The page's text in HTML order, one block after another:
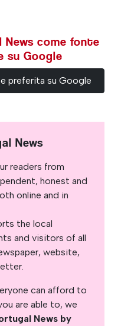
come fonte
su Google
preferita su Google
News
readers from
honest and
online and in
the local
and visitors of all
website,
can afford to
are able to, we
News by